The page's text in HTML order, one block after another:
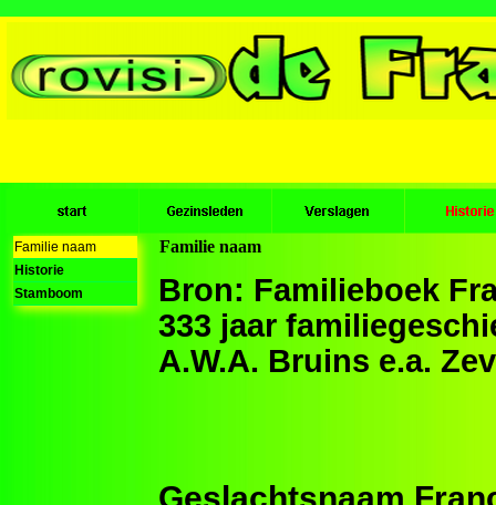
Familie naam
Historie
Stamboom
Familie naam
Bron: Familieboek
333 jaar
A.W.A. Bruins e.a.